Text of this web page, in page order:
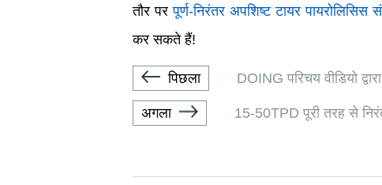
तौर परपूर्ण-निरंतर अपशिष्ट टायर पायरोलिसिस
कर सकते हैं!
पिछला DOING परिचय वीडियो
अगला 15-50TPD पूरी तरह से